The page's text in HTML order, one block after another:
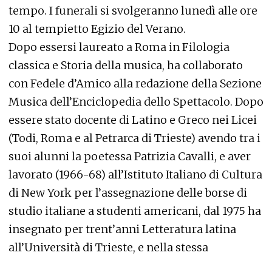
tempo. I funerali si svolgeranno lunedì alle ore
10 al tempietto Egizio del Verano.
Dopo essersi laureato a Roma in Filologia
classica e Storia della musica, ha collaborato
con Fedele d’Amico alla redazione della Sezione
Musica dell’Enciclopedia dello Spettacolo. Dopo
essere stato docente di Latino e Greco nei Licei
(Todi, Roma e al Petrarca di Trieste) avendo tra i
suoi alunni la poetessa Patrizia Cavalli, e aver
lavorato (1966-68) all’Istituto Italiano di Cultura
di New York per l’assegnazione delle borse di
studio italiane a studenti americani, dal 1975 ha
insegnato per trent’anni Letteratura latina
all’Università di Trieste, e nella stessa